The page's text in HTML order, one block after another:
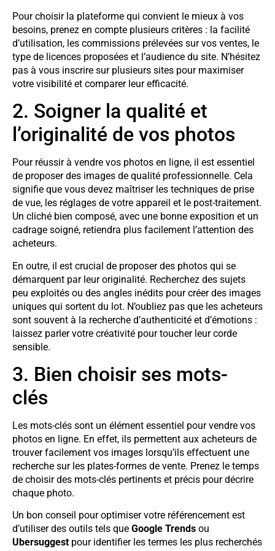
Pour choisir la plateforme qui convient le mieux à vos
besoins, prenez en compte plusieurs critères : la facilité
d’utilisation, les commissions prélevées sur vos ventes, le
type de licences proposées et l’audience du site. N’hésitez
pas à vous inscrire sur plusieurs sites pour maximiser
votre visibilité et comparer leur efficacité.
2. Soigner la qualité et
l’originalité de vos photos
Pour réussir à vendre vos photos en ligne, il est essentiel
de proposer des images de qualité professionnelle. Cela
signifie que vous devez maîtriser les techniques de prise
de vue, les réglages de votre appareil et le post-traitement.
Un cliché bien composé, avec une bonne exposition et un
cadrage soigné, retiendra plus facilement l’attention des
acheteurs.
En outre, il est crucial de proposer des photos qui se
démarquent par leur originalité. Recherchez des sujets
peu exploités ou des angles inédits pour créer des images
uniques qui sortent du lot. N’oubliez pas que les acheteurs
sont souvent à la recherche d’authenticité et d’émotions :
laissez parler votre créativité pour toucher leur corde
sensible.
3. Bien choisir ses mots-
clés
Les mots-clés sont un élément essentiel pour vendre vos
photos en ligne. En effet, ils permettent aux acheteurs de
trouver facilement vos images lorsqu’ils effectuent une
recherche sur les plates-formes de vente. Prenez le temps
de choisir des mots-clés pertinents et précis pour décrire
chaque photo.
Un bon conseil pour optimiser votre référencement est
d’utiliser des outils tels que Google Trends ou
Ubersuggest pour identifier les termes les plus recherchés